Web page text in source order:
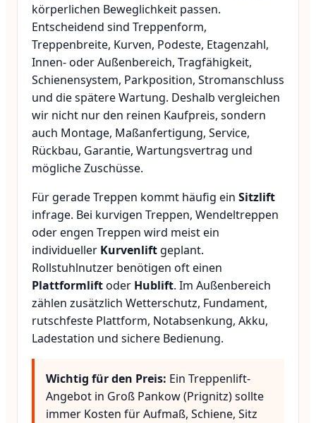
körperlichen Beweglichkeit passen.
Entscheidend sind Treppenform,
Treppenbreite, Kurven, Podeste, Etagenzahl,
Innen- oder Außenbereich, Tragfähigkeit,
Schienensystem, Parkposition, Stromanschluss
und die spätere Wartung. Deshalb vergleichen
wir nicht nur den reinen Kaufpreis, sondern
auch Montage, Maßanfertigung, Service,
Rückbau, Garantie, Wartungsvertrag und
mögliche Zuschüsse.
Für gerade Treppen kommt häufig ein Sitzlift
infrage. Bei kurvigen Treppen, Wendeltreppen
oder engen Treppen wird meist ein
individueller Kurvenlift geplant.
Rollstuhlnutzer benötigen oft einen
Plattformliftoder Hublift. Im Außenbereich
zählen zusätzlich Wetterschutz, Fundament,
rutschfeste Plattform, Notabsenkung, Akku,
Ladestation und sichere Bedienung.
Wichtig für den Preis: Ein Treppenlift-
Angebot in Groß Pankow (Prignitz) sollte
immer Kosten für Aufmaß, Schiene, Sitz